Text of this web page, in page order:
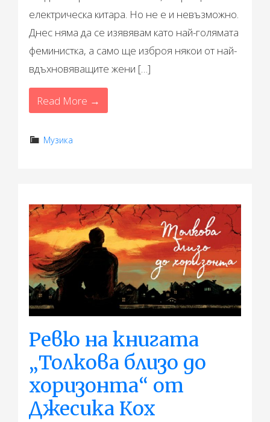
електрическа китара. Но не е и невъзможно.
Днес няма да се изявявам като най-голямата
феминистка, а само ще изброя някои от най-
вдъхновяващите жени […]
Read More →
Музика
Ревю на книгата
„Толкова близо до
хоризонта“ от
Джесика Кох